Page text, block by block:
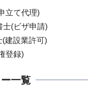
立て代理)
士(ビザ申請)
(建設業許可)
登録)
一覧